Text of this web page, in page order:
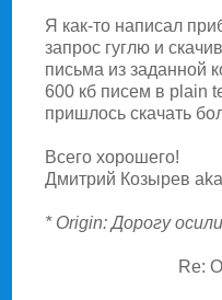
Я как-то написал
запрос гуглю и
письма из заданной
600 кб писем в plain
пришлось скачать
Всего хорошего!
Дмитрий Козырев
* Origin: Дорогу
Re: